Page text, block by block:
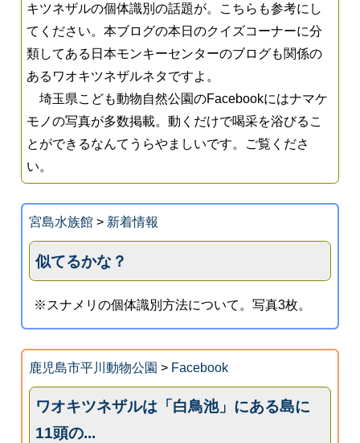
キツネザルの個体識別の話題が。こちらも参考にし
てください。本ブログの本日のクイズコーナーに分
類してある日本モンキーセンターのブログも関係の
あるワオキツネザルネタですよ。
埼玉県こども動物自然公園のFacebookにはナマケ
モノの写真が多数掲載。動くだけで喝采を浴びるこ
とができるなんてうらやましいです。ご覧くださ
い。
宮島水族館> 新着情報
似てるかな？
※スナメリの個体識別方法について。写真3枚。
鹿児島市平川動物公園 > Facebook
ワオキツネザルは「白鳥池」にある島に
11頭の...